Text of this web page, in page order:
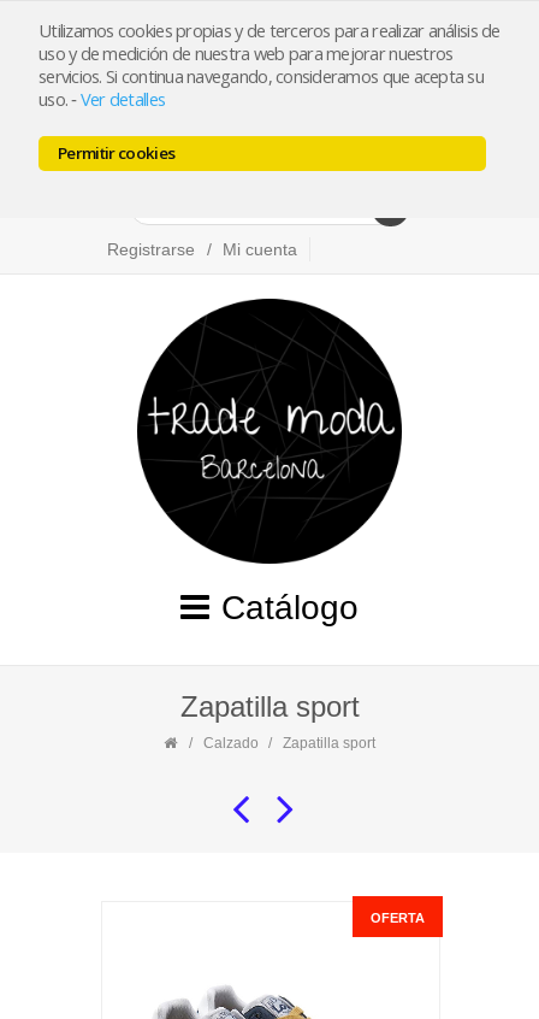
Utilizamos cookies propias y de terceros para realizar análisis de
uso y de medición de nuestra web para mejorar nuestros
servicios. Si continua navegando, consideramos que acepta su
uso.-Ver detalles
Permitir cookies
info@trademoda.com 93.439.26.92
Pulse para llamar
Registrarse Mi cuenta
Catálogo
Zapatilla sport
Calzado Zapatilla sport
OFERTA